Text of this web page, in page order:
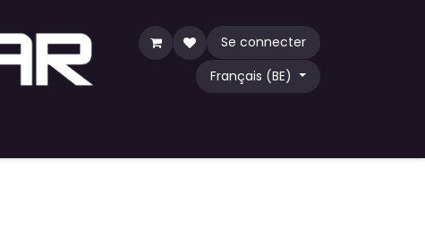
Se connecter
Français (BE)